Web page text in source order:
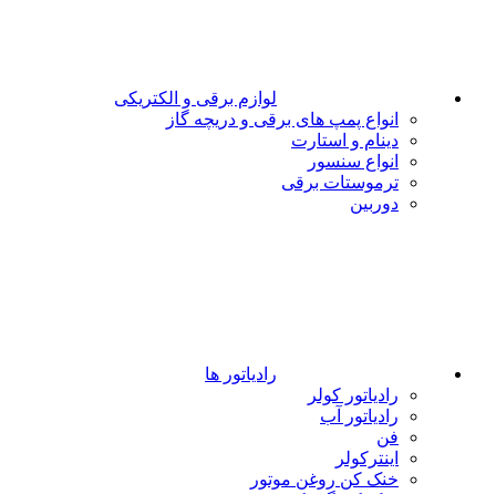
لوازم برقی و الکتریکی
انواع پمپ های برقی و دریچه گاز
دینام و استارت
انواع سنسور
ترموستات برقی
دوربین
رادیاتور ها
رادیاتور کولر
رادیاتور آب
فن
اینترکولر
خنک کن روغن موتور